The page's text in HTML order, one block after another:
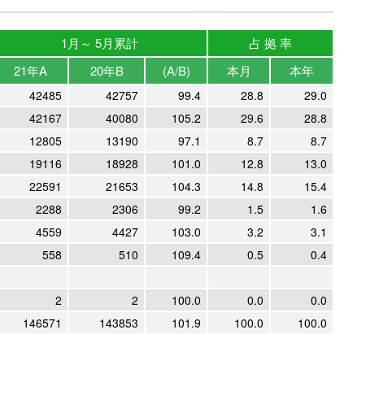
1月～ 5月累計
占 拠 率
21年A
20年B (A/B) 本月 本年
42485 42757 99.4 28.8
29.0
42167 40080 105.2 29.6
28.8
12805 13190 97.1 8.7
8.7
19116 18928 101.0 12.8
13.0
22591 21653 104.3 14.8
15.4
2288 2306 99.2 1.5
1.6
4559 4427 103.0 3.2
3.1
558 510 109.4 0.5
0.4
2 2 100.0 0.0
0.0
146571 143853 101.9 100.0 100.0